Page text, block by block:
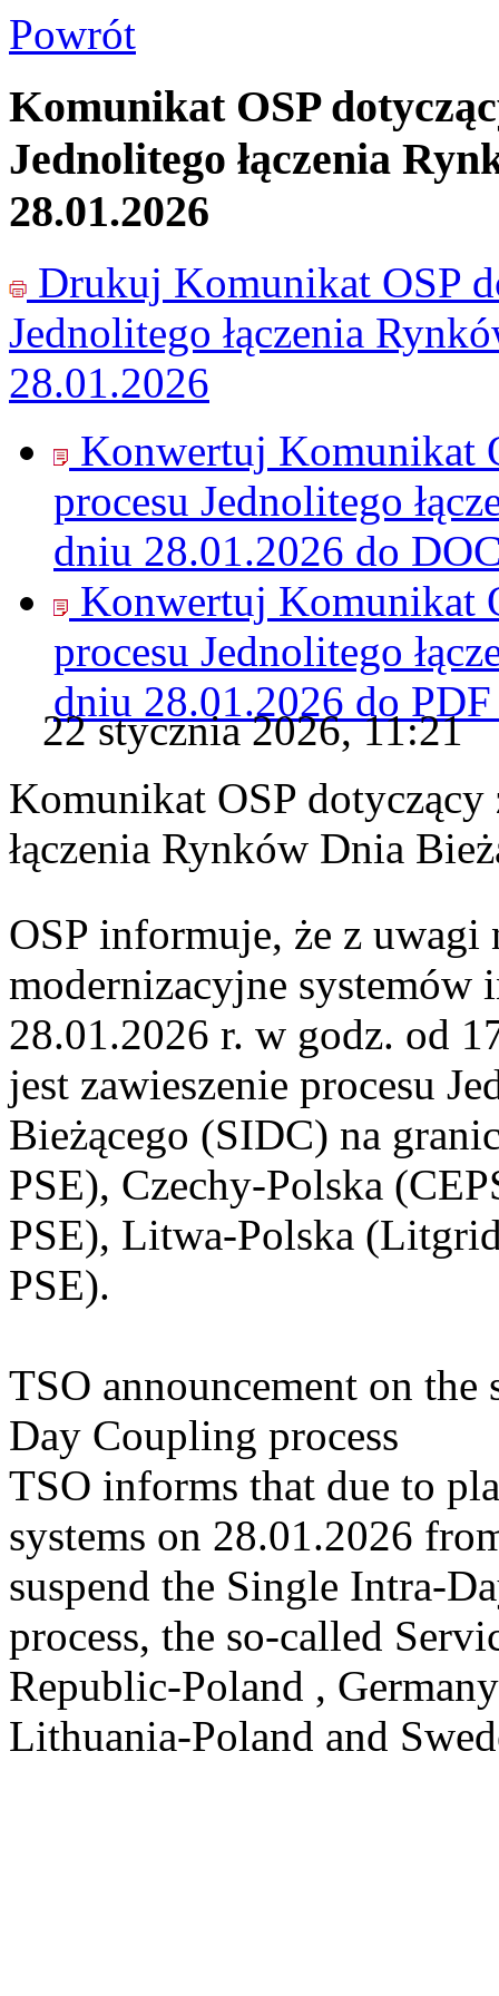
Powrót
Komunikat OSP
Jednolitego łączenia
28.01.2026
Drukuj Komunikat OSP
Jednolitego łączenia
28.01.2026
Konwertuj Komunikat
procesu Jednolitego
dniu 28.01.2026 do
Konwertuj Komunikat
procesu Jednolitego
dniu 28.01.2026 do PDF
22 stycznia 2026, 11:21
Komunikat OSP dotyczący
łączenia Rynków Dnia
OSP informuje, że z uwagi
modernizacyjne
28.01.2026 r. w godz. od
jest zawieszenie procesu
Bieżącego (SIDC) na
PSE), Czechy-Polska
PSE), Litwa-Polska
PSE).
TSO announcement on
Day Coupling process
TSO informs that due to
systems on 28.01.2026
suspend the Single Intra-
process, the so-called
Republic-Poland ,
Lithuania-Poland and